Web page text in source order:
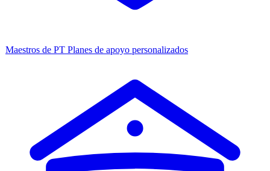
Maestros de PT Planes de apoyo personalizados